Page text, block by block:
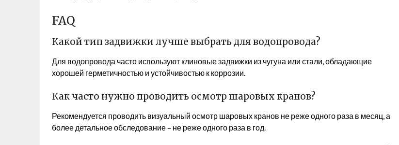
FAQ
Какой тип задвижки лучше выбрать для водопровода?
Для водопровода часто используют клиновые задвижки из чугуна или стали, обладающие
хорошей герметичностью и устойчивостью к коррозии.
Как часто нужно проводить осмотр шаровых кранов?
Рекомендуется проводить визуальный осмотр шаровых кранов не реже одного раза в месяц, а
более детальное обследование – не реже одного раза в год.